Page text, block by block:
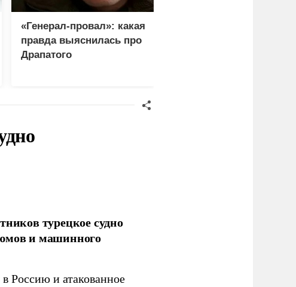
«Генерал-провал»: какая
правда выяснилась про
Драпатого
турецкое судно
и машинного
Россию и атакованное